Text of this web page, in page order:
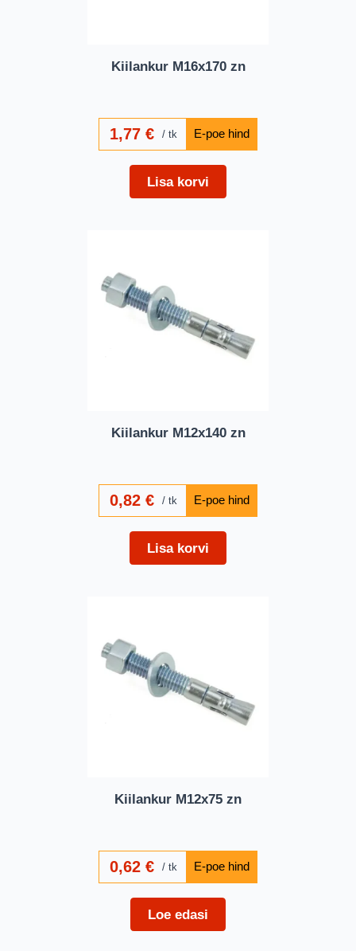
Kiilankur M16x170 zn
1,77€ tk
Lisa korvi
Kiilankur M12x140 zn
0,82€ tk
Lisa korvi
Kiilankur M12x75 zn
0,62€ tk
Loe edasi